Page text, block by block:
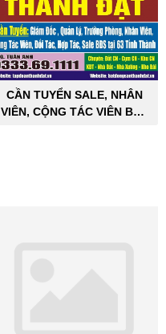
CẦN TUYỂN SALE, NHÂN
VIÊN, CỘNG TÁC VIÊN BẤT